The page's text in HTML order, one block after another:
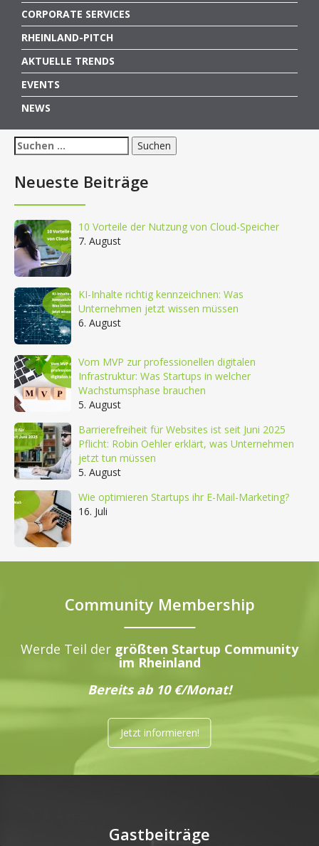
CORPORATE SERVICES
RHEINLAND-PITCH
AKTUELLE TRENDS
EVENTS
NEWS
Suchen
nach:
Neueste Beiträge
10 Vorteile der Nutzung von Cloud-Speicher
7. August
KI-Inhalte richtig kennzeichnen: Was
Unternehmen jetzt wissen müssen
6. August
Vom MVP zur professionellen digitalen
Infrastruktur: Was Startups in welcher
Wachstumsphase brauchen
5. August
Barrierefreiheit für Websites ist seit Juni 2025
Pflicht: Robin Oehler erklärt, was Unternehmen
jetzt tun müssen
5. August
Wie optimieren Startups ihr E-Mail-Marketing?
16. Juli
Community Membership
Werde Teil der größten Startup Community
im Rheinland
Bereits ab 10 €/Monat!
Jetzt informieren!
Gastbeiträge